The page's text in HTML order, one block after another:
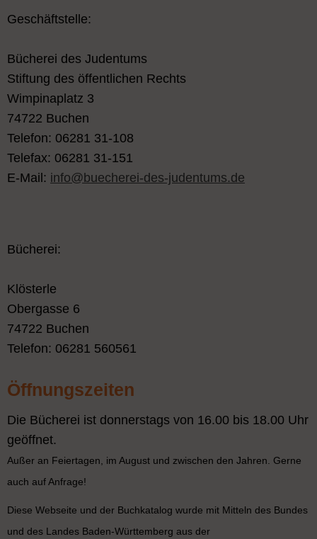
Geschäftstelle:
Bücherei des Judentums
Stiftung des öffentlichen Rechts
Wimpinaplatz 3
74722 Buchen
Telefon: 06281 31-108
Telefax: 06281 31-151
E-Mail: info@buecherei-des-judentums.de
Bücherei:
Klösterle
Obergasse 6
74722 Buchen
Telefon: 06281 560561
Öffnungszeiten
Die Bücherei ist donnerstags von 16.00 bis 18.00 Uhr
geöffnet.
Außer an Feiertagen, im August und zwischen den Jahren. Gerne
auch auf Anfrage!
Diese Webseite und der Buchkatalog wurde mit Mitteln des Bundes
und des Landes Baden-Württemberg aus der